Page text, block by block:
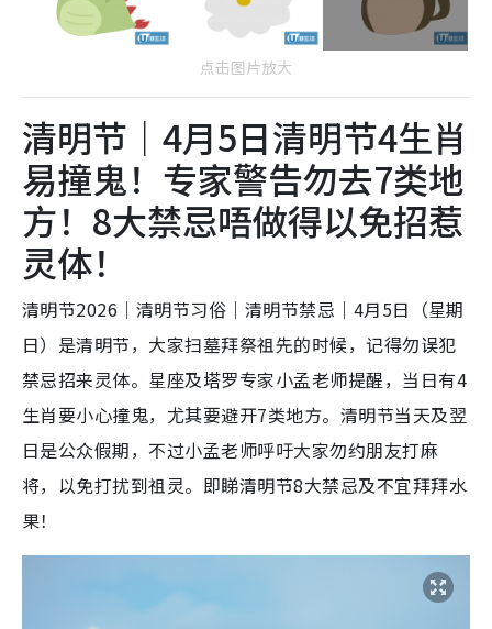
点击图片放大
清明节｜4月5日清明节4生肖
易撞鬼！专家警告勿去7类地
方！8大禁忌唔做得以免招惹
灵体！
清明节2026｜清明节习俗｜清明节禁忌｜4月5日（星期
日）是清明节，大家扫墓拜祭祖先的时候，记得勿误犯
禁忌招来灵体。星座及塔罗专家小孟老师提醒，当日有4
生肖要小心撞鬼，尤其要避开7类地方。清明节当天及翌
日是公众假期，不过小孟老师呼吁大家勿约朋友打麻
将，以免打扰到祖灵。即睇清明节8大禁忌及不宜拜拜水
果！